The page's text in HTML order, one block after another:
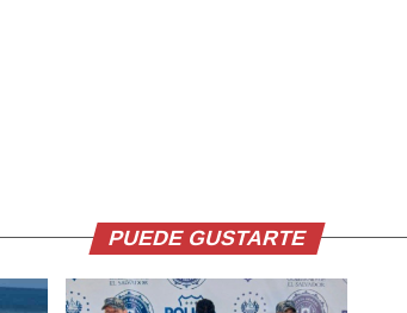
PUEDE GUSTARTE